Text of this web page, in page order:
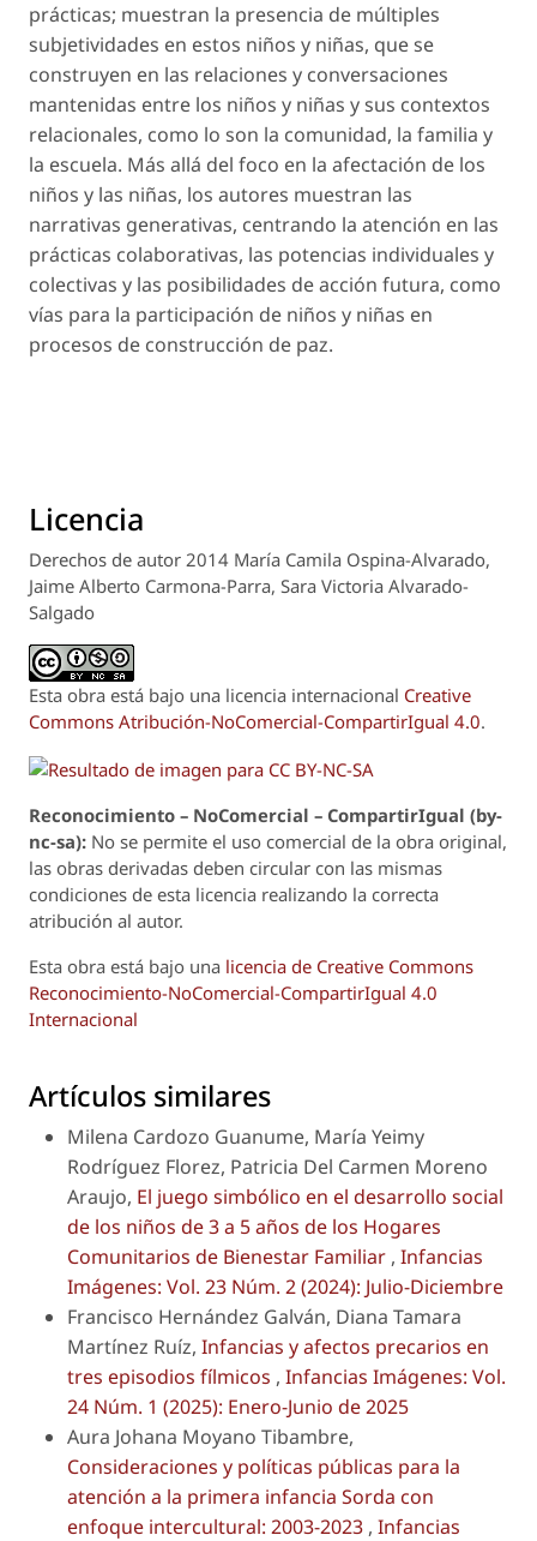
prácticas; muestran la presencia de múltiples
subjetividades en estos niños y niñas, que se
construyen en las relaciones y conversaciones
mantenidas entre los niños y niñas y sus contextos
relacionales, como lo son la comunidad, la familia y
la escuela. Más allá del foco en la afectación de los
niños y las niñas, los autores muestran las
narrativas generativas, centrando la atención en las
prácticas colaborativas, las potencias individuales y
colectivas y las posibilidades de acción futura, como
vías para la participación de niños y niñas en
procesos de construcción de paz.
Licencia
Derechos de autor 2014 María Camila Ospina-Alvarado,
Jaime Alberto Carmona-Parra, Sara Victoria Alvarado-
Salgado
Esta obra está bajo una licencia internacional Creative
Commons Atribución-NoComercial-CompartirIgual 4.0.
Reconocimiento – NoComercial – CompartirIgual (by-
nc-sa): No se permite el uso comercial de la obra original,
las obras derivadas deben circular con las mismas
condiciones de esta licencia realizando la correcta
atribución al autor.
Esta obra está bajo una licencia de Creative Commons
Reconocimiento-NoComercial-CompartirIgual 4.0
Internacional
Artículos similares
Milena Cardozo Guanume, María Yeimy
Rodríguez Florez, Patricia Del Carmen Moreno
Araujo, El juego simbólico en el desarrollo social
de los niños de 3 a 5 años de los Hogares
Comunitarios de Bienestar Familiar , Infancias
Imágenes: Vol. 23 Núm. 2 (2024): Julio-Diciembre
Francisco Hernández Galván, Diana Tamara
Martínez Ruíz, Infancias y afectos precarios en
tres episodios fílmicos , Infancias Imágenes: Vol.
24 Núm. 1 (2025): Enero-Junio de 2025
Aura Johana Moyano Tibambre,
Consideraciones y políticas públicas para la
atención a la primera infancia Sorda con
enfoque intercultural: 2003-2023 , Infancias